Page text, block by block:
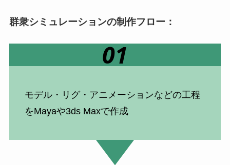
群衆シミュレーションの制作フロー：
01
モデル・リグ・アニメーションなどの工程
をMayaや3ds Maxで作成